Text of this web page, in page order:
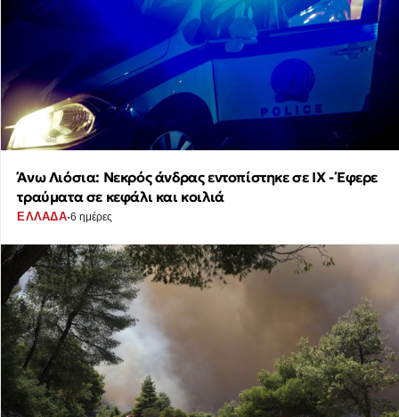
Άνω Λιόσια: Νεκρός άνδρας εντοπίστηκε σε ΙΧ - Έφερε
τραύματα σε κεφάλι και κοιλιά
ΕΛΛΑΔΑ·6 ημέρες